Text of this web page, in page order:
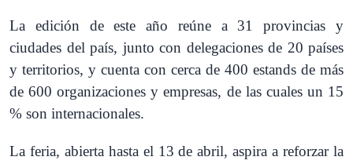
La edición de este año reúne a 31 provincias y
ciudades del país, junto con delegaciones de 20 países
y territorios, y cuenta con cerca de 400 estands de más
de 600 organizaciones y empresas, de las cuales un 15
% son internacionales.
La feria, abierta hasta el 13 de abril, aspira a reforzar la